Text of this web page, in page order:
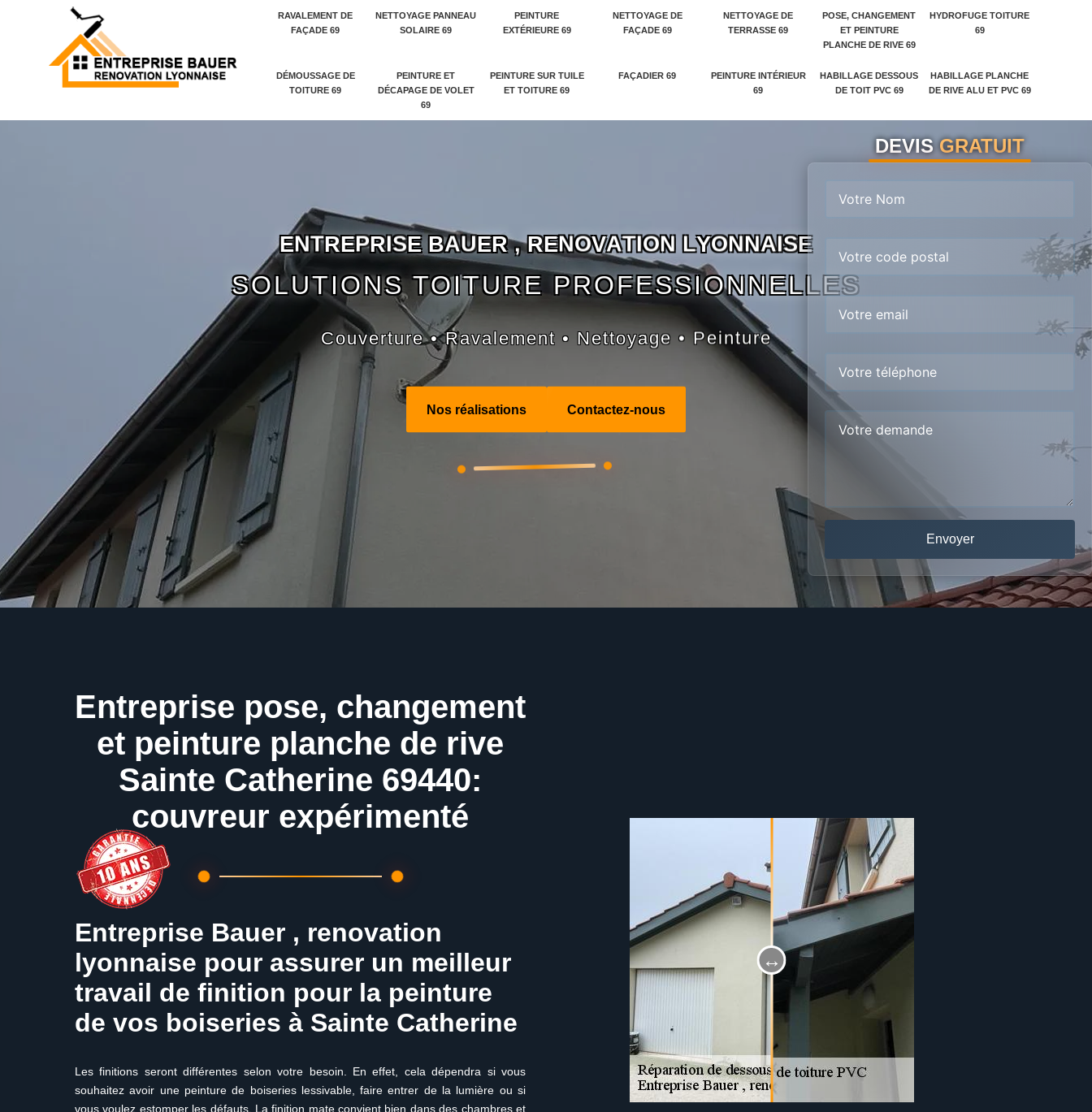
RAVALEMENT DE
FAÇADE 69
NETTOYAGE PANNEAU
SOLAIRE 69
PEINTURE
EXTÉRIEURE 69
NETTOYAGE DE
FAÇADE 69
NETTOYAGE DE
TERRASSE 69
POSE, CHANGEMENT
ET PEINTURE
PLANCHE DE RIVE 69
HYDROFUGE TOITURE
69
DÉMOUSSAGE DE
TOITURE 69
PEINTURE ET
DÉCAPAGE DE VOLET
69
PEINTURE SUR TUILE
ET TOITURE 69
FAÇADIER 69
PEINTURE INTÉRIEUR
69
HABILLAGE DESSOUS
DE TOIT PVC 69
HABILLAGE PLANCHE
DE RIVE ALU ET PVC 69
ENTREPRISE BAUER , RENOVATION LYONNAISE
SOLUTIONS TOITURE PROFESSIONNELLES
Couverture • Ravalement • Nettoyage • Peinture
Nos réalisations Contactez-nous
DEVISGRATUIT
Entreprise pose, changement
et peinture planche de rive
Sainte Catherine 69440:
couvreur expérimenté
Entreprise Bauer , renovation
lyonnaise pour assurer un meilleur
travail de finition pour la peinture
de vos boiseries à Sainte Catherine
Les finitions seront différentes selon votre besoin. En effet, cela dépendra si vous
souhaitez avoir une peinture de boiseries lessivable, faire entrer de la lumière ou si
vous voulez estomper les défauts. La finition mate convient bien dans des chambres et